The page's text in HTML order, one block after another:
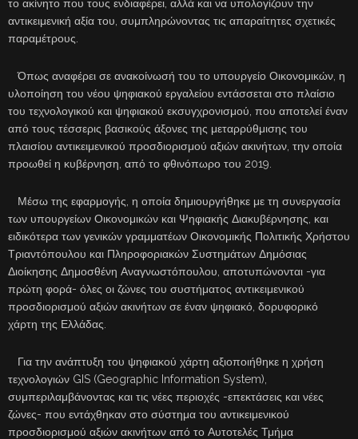
το ακίνητο που τους ενδιαφέρει, αλλά και να υπολογίζουν την
αντικειμενική αξία του, συμπληρώνοντας τις απαραίτητες σχετικές
παραμέτρους.
Όπως αναφέρει σε ανακοίνωσή του το υπουργείο Οικονομικών, η
υλοποίηση του νέου ψηφιακού εργαλείου εντάσσεται στο πλαίσιο
του τεχνολογικού και ψηφιακού εκσυγχρονισμού, που αποτελεί έναν
από τους τέσσερις βασικούς άξονες της μεταρρύθμισης του
πλαισίου αντικειμενικού προσδιορισμού αξιών ακινήτων, την οποία
προωθεί η κυβέρνηση, από το φθινόπωρο του 2019.
Μέσω της εφαρμογής, η οποία δημιουργήθηκε με τη συνεργασία
των υπουργείων Οικονομικών και Ψηφιακής Διακυβέρνησης, και
ειδικότερα των γενικών γραμματέων Οικονομικής Πολιτικής Χρήστου
Τριαντόπουλου και Πληροφοριακών Συστημάτων Δημόσιας
Διοίκησης Δημοσθένη Αναγνωστόπουλου, αποτυπώνονται -για
πρώτη φορά- όλες οι ζώνες του συστήματος αντικειμενικού
προσδιορισμού αξιών ακινήτων σε έναν ψηφιακό, δορυφορικό
χάρτη της Ελλάδας.
Για την ανάπτυξη του ψηφιακού χάρτη αξιοποιήθηκε η χρήση
τεχνολογιών GIS (Geographic Information System),
συμπεριλαμβάνοντας και τις νέες περιοχές -επεκτάσεις και νέες
ζώνες- που εντάχθηκαν στο σύστημα του αντικειμενικού
προσδιορισμού αξιών ακινήτων από το Αυτοτελές Τμήμα